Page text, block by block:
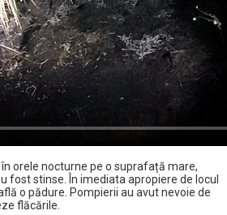
orele nocturne pe o suprafață mare,
fost stinse. În imediata apropiere de locul
o pădure. Pompierii au avut nevoie de
flăcările.